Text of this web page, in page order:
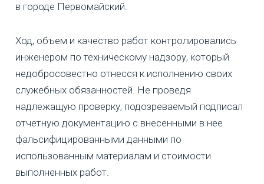
в городе Первомайский.
Ход, объем и качество работ контролировались
инженером по техническому надзору, который
недобросовестно отнесся к исполнению своих
служебных обязанностей. Не проведя
надлежащую проверку, подозреваемый подписал
отчетную документацию с внесенными в нее
фальсифицированными данными по
использованным материалам и стоимости
выполненных работ.